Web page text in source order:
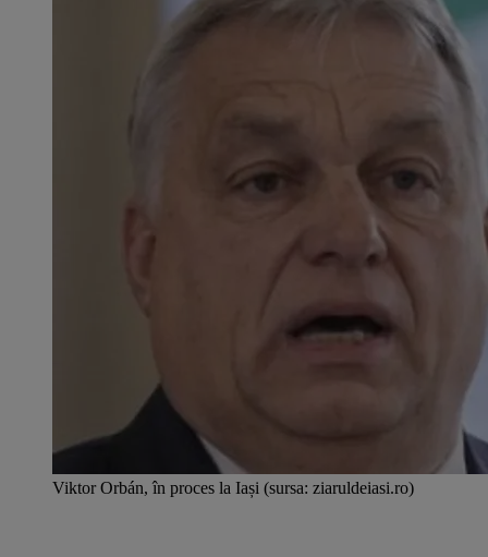
Viktor Orbán, în proces la Iași (sursa: ziaruldeiasi.ro)